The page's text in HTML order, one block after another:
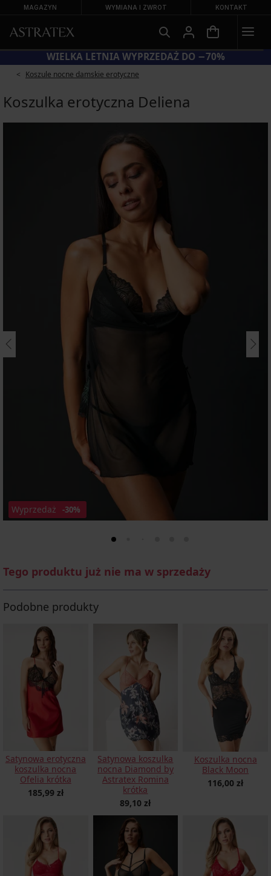
MAGAZYN WYMIANA I ZWROT KONTAKT
KOD BRA20 = BIUSTONOSZE −20%
Koszule nocne damskie erotyczne
Koszulka erotyczna Deliena
Wyprzedaż -30%
Tego produktu już nie ma w sprzedaży
Podobne produkty
Satynowa erotyczna
koszulka nocna
Ofelia krótka
185,99 zł
Satynowa koszulka
nocna Diamond by
Astratex Romina
krótka
89,10 zł
Koszulka nocna
Black Moon
116,00 zł